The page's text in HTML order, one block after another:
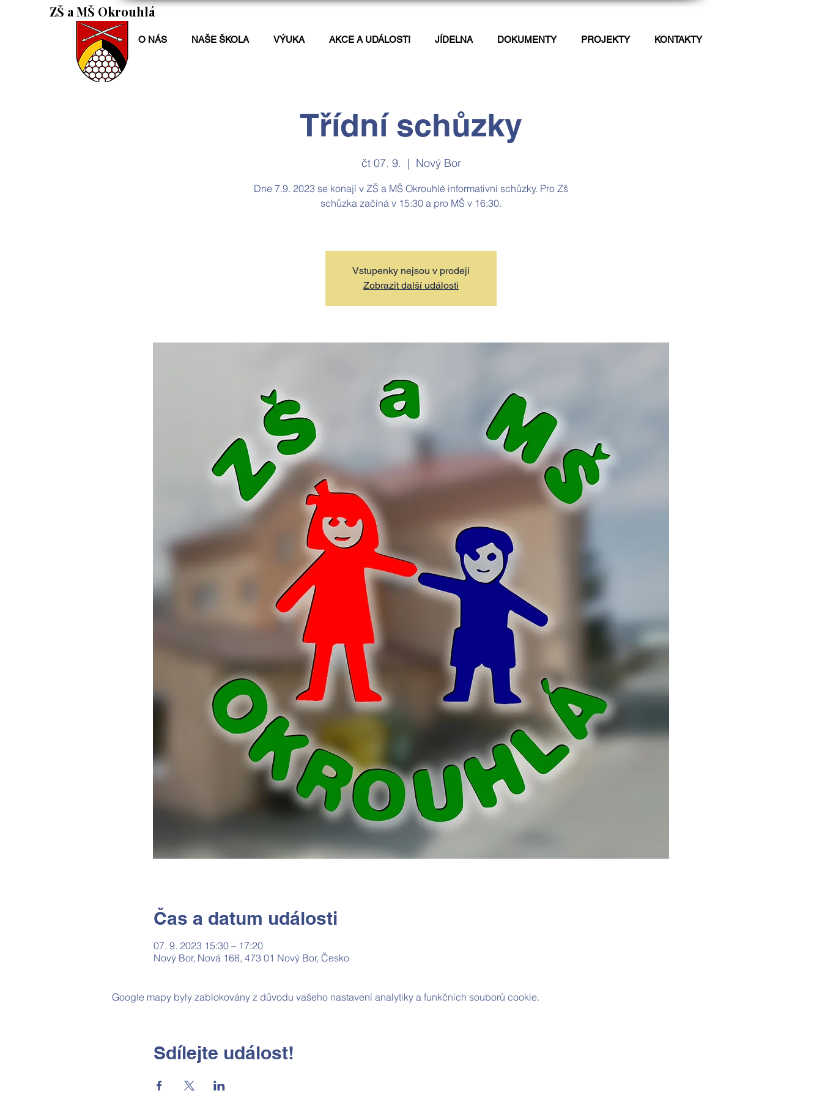
ZŠ a MŠ Okrouhlá
O NÁS NAŠE ŠKOLA VÝUKA AKCE A UDÁLOSTI JÍDELNA DOKUMENTY PROJEKTY KONTAKTY
Třídní schůzky
čt 07. 9.
  |
Nový Bor
Dne 7.9. 2023 se konají v ZŠ a MŠ Okrouhlé informativní schůzky. Pro Zš
schůzka začíná v 15:30 a pro MŠ v 16:30.
Vstupenky nejsou v prodeji
Zobrazit další události
Čas a datum události
07. 9. 2023 15:30 – 17:20
Nový Bor, Nová 168, 473 01 Nový Bor, Česko
Google mapy byly zablokovány z důvodu vašeho nastavení analytiky a funkčních souborů cookie.
Sdílejte událost!